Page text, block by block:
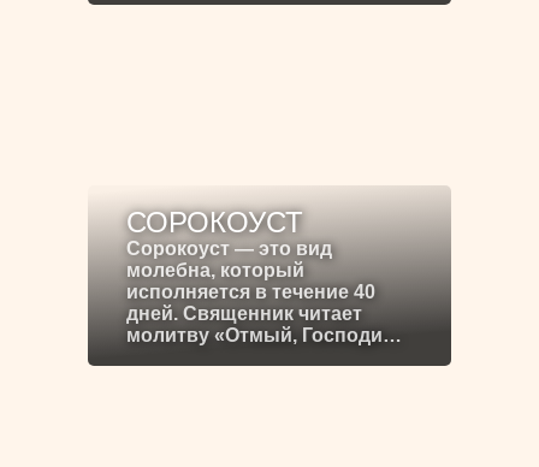
СОРОКОУСТ
Сорокоуст — это вид
молебна, который
исполняется в течение 40
дней. Священник читает
молитву «Отмый, Господи…